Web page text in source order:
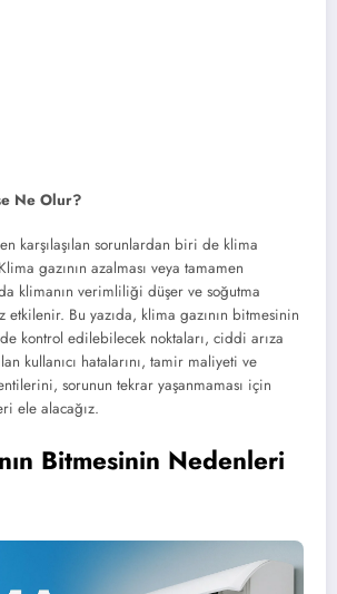
Ne Olur?
karşılaşılan sorunlardan biri de klima
gazının azalması veya tamamen
klimanın verimliliği düşer ve soğutma
etkilenir. Bu yazıda, klima gazının bitmesinin
kontrol edilebilecek noktaları, ciddi arıza
kullanıcı hatalarını, tamir maliyeti ve
sorunun tekrar yaşanmaması için
ele alacağız.
Bitmesinin Nedenleri